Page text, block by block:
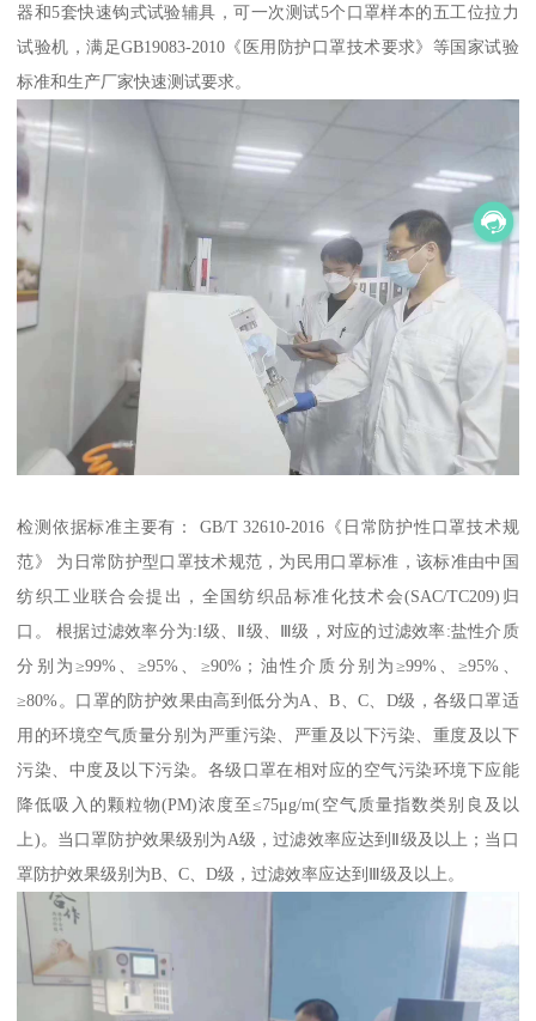
器和5套快速钩式试验辅具，可一次测试5个口罩样本的五工位拉力
试验机，满足GB19083-2010《医用防护口罩技术要求》等国家试验
标准和生产厂家快速测试要求。
检测依据标准主要有： GB/T 32610-2016《日常防护性口罩技术规
范》 为日常防护型口罩技术规范，为民用口罩标准，该标准由中国
纺织工业联合会提出，全国纺织品标准化技术会(SAC/TC209)归
口。 根据过滤效率分为:Ⅰ级、Ⅱ级、Ⅲ级，对应的过滤效率:盐性介质
分别为≥99%、≥95%、≥90%；油性介质分别为≥99%、≥95%、
≥80%。口罩的防护效果由高到低分为A、B、C、D级，各级口罩适
用的环境空气质量分别为严重污染、严重及以下污染、重度及以下
污染、中度及以下污染。各级口罩在相对应的空气污染环境下应能
降低吸入的颗粒物(PM)浓度至≤75μg/m(空气质量指数类别良及以
上)。当口罩防护效果级别为A级，过滤效率应达到Ⅱ级及以上；当口
罩防护效果级别为B、C、D级，过滤效率应达到Ⅲ级及以上。